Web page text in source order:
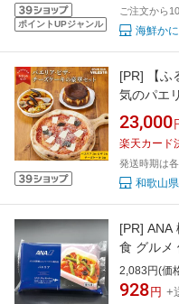
ポイントUPジャンル
ご注文から
海鮮か
[PR]
【
気のパエ
の豪華セ
ー レンチ
め 送料無
23,000
楽天カード
発送時期は
和歌山
[PR] ANA
食 グルメ
2,083円(価
928 円 +